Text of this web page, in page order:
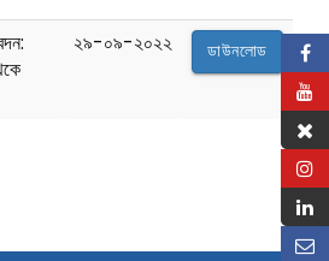
২৯-০৯-২০২২ ডাউনলোড